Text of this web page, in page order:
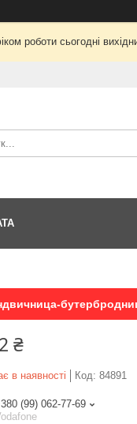
роботи сьогодні
₴
в наявності Код: 84891
(99) 062-77-69